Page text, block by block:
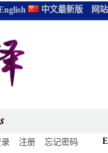
注册 忘记密码
中文最新版
网